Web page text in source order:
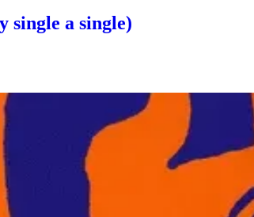
single a single)